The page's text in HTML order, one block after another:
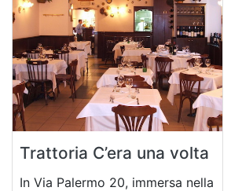
Trattoria C’era una volta
In Via Palermo 20, immersa nella